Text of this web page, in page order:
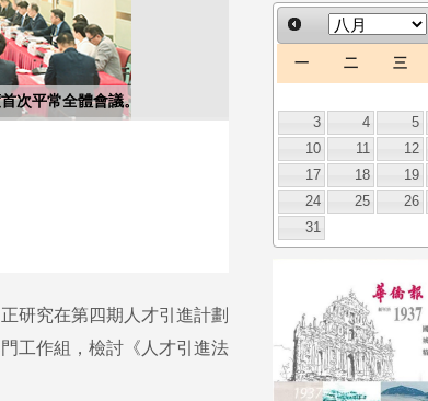
次平常全體會議。
研究在第四期人才引進計劃
工作組，檢討《人才引進法
一 二 三
3
4 5
10
11 12
17
18 19
24
25 26
31